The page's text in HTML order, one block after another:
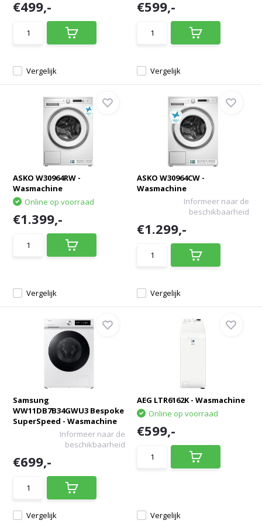
Vergelijk
€499,-
Vergelijk
€599,-
ASKO W30964RW -
Wasmachine
Vergelijk
Online op voorraad
€1.399,-
ASKO W30964CW -
Wasmachine
Vergelijk
Informeer naar de
beschikbaarheid
€1.299,-
Samsung
WW11DB7B34GWU3 Bespoke
SuperSpeed - Wasmachine
Vergelijk
Informeer naar de
beschikbaarheid
€699,-
AEG LTR6162K - Wasmachine
Vergelijk
Online op voorraad
€599,-